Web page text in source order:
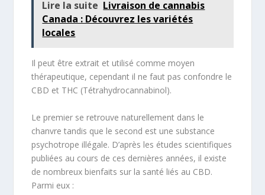
Lire la suite Livraison de cannabis
Canada : Découvrez les variétés
locales
Il peut être extrait et utilisé comme moyen
thérapeutique, cependant il ne faut pas confondre le
CBD et THC (Tétrahydrocannabinol).
Le premier se retrouve naturellement dans le
chanvre tandis que le second est une substance
psychotrope illégale. D’après les études scientifiques
publiées au cours de ces dernières années, il existe
de nombreux bienfaits sur la santé liés au CBD.
Parmi eux :